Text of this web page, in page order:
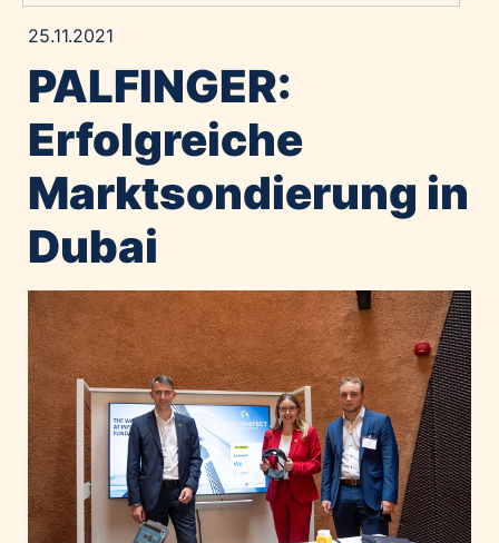
Alawyer
Amadeus Austrian Music Awards
Constantia Flexibles
Costa Kreuzfahrten
Emirates
Expo 2025 Osaka
Financial Times
GE HealthCare
Home of Work
Huawei Consumer Business Group
IT:U
JP Immobilien
JYSK
25.11.2021
PALFINGER:
Erfolgreiche
Marktsondierung in
Dubai